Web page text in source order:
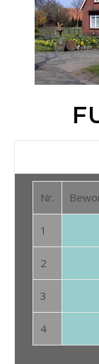
Nr.
1
2
3
4